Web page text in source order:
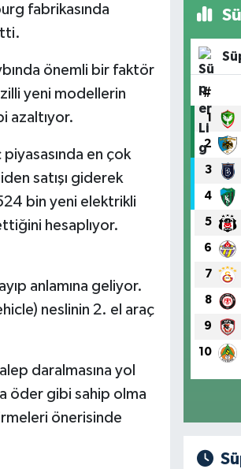
fabrikasında
önemli bir faktör
yeni modellerin
azaltıyor.
en çok
satışı giderek
bin yeni elektrikli
hesaplıyor.
anlamına geliyor.
neslinin 2. el araç
daralmasına yol
öder gibi sahip olma
önerisinde
#
1
2
3
4
5
6
7
8
9
10